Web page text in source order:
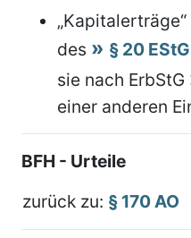
des
§ 20 EStG
sie nach ErbStG
einer anderen
BFH - Urteile
zurück zu: § 170 AO